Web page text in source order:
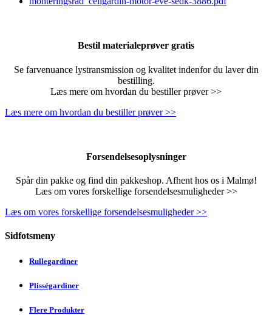
Bestil materialeprøver gratis
Se farvenuance lystransmission og kvalitet indenfor du laver din
bestilling.
Læs mere om hvordan du bestiller prøver >>
Læs mere om hvordan du bestiller prøver >>
Forsendelsesoplysninger
Spår din pakke og find din pakkeshop. Afhent hos os i Malmø!
Læs om vores forskellige forsendelsesmuligheder >>
Læs om vores forskellige forsendelsesmuligheder >>
Sidfotsmeny
Rullegardiner
Plisségardiner
Flere Produkter